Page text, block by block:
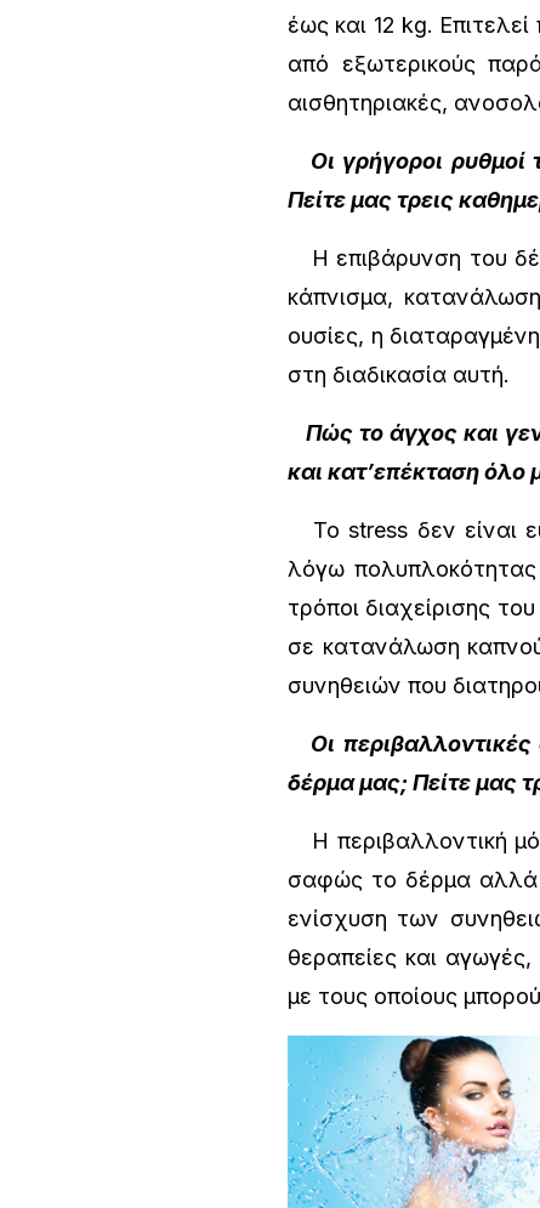
έως και 12 kg.
από εξωτερικούς
αισθητηριακές,
Οι γρήγοροι ρυθμοί
Πείτε μας τρεις
Η επιβάρυνση του
κάπνισμα,
ουσίες, η
στη διαδικασία αυτή.
Πώς το άγχος και
και κατ’επέκταση όλο
Το stress δεν είναι
λόγω πολυπλοκότητας
τρόποι διαχείρισης
σε κατανάλωση
συνηθειών που
Οι περιβαλλοντικές
δέρμα μας; Πείτε μας
Η περιβαλλοντική
σαφώς το δέρμα αλλά
ενίσχυση των
θεραπείες και
με τους οποίους